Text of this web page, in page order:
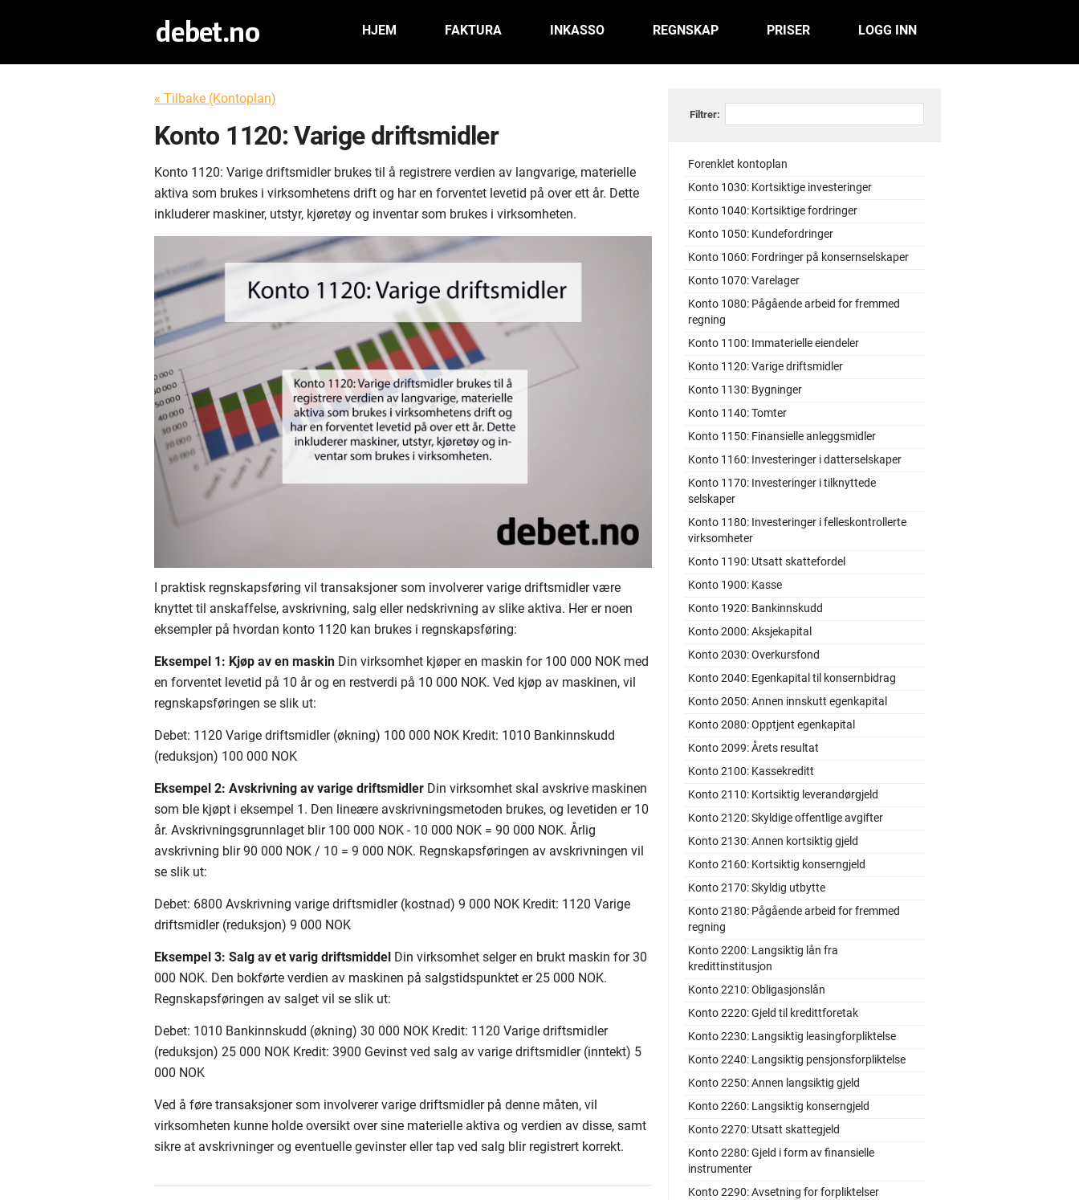
LOGG INN
PRISER
REGNSKAP
INKASSO
FAKTURA
HJEM
« Tilbake (Kontoplan)
Konto 1120: Varige driftsmidler
Konto 1120: Varige driftsmidler brukes til å registrere verdien av langvarige, materielle
aktiva som brukes i virksomhetens drift og har en forventet levetid på over ett år. Dette
inkluderer maskiner, utstyr, kjøretøy og inventar som brukes i virksomheten.
I praktisk regnskapsføring vil transaksjoner som involverer varige driftsmidler være
knyttet til anskaffelse, avskrivning, salg eller nedskrivning av slike aktiva. Her er noen
eksempler på hvordan konto 1120 kan brukes i regnskapsføring:
Eksempel 1: Kjøp av en maskin Din virksomhet kjøper en maskin for 100 000 NOK med
en forventet levetid på 10 år og en restverdi på 10 000 NOK. Ved kjøp av maskinen, vil
regnskapsføringen se slik ut:
Debet: 1120 Varige driftsmidler (økning) 100 000 NOK Kredit: 1010 Bankinnskudd
(reduksjon) 100 000 NOK
Eksempel 2: Avskrivning av varige driftsmidler Din virksomhet skal avskrive maskinen
som ble kjøpt i eksempel 1. Den lineære avskrivningsmetoden brukes, og levetiden er 10
år. Avskrivningsgrunnlaget blir 100 000 NOK - 10 000 NOK = 90 000 NOK. Årlig
avskrivning blir 90 000 NOK / 10 = 9 000 NOK. Regnskapsføringen av avskrivningen vil
se slik ut:
Debet: 6800 Avskrivning varige driftsmidler (kostnad) 9 000 NOK Kredit: 1120 Varige
driftsmidler (reduksjon) 9 000 NOK
Eksempel 3: Salg av et varig driftsmiddel Din virksomhet selger en brukt maskin for 30
000 NOK. Den bokførte verdien av maskinen på salgstidspunktet er 25 000 NOK.
Regnskapsføringen av salget vil se slik ut:
Debet: 1010 Bankinnskudd (økning) 30 000 NOK Kredit: 1120 Varige driftsmidler
(reduksjon) 25 000 NOK Kredit: 3900 Gevinst ved salg av varige driftsmidler (inntekt) 5
000 NOK
Ved å føre transaksjoner som involverer varige driftsmidler på denne måten, vil
virksomheten kunne holde oversikt over sine materielle aktiva og verdien av disse, samt
sikre at avskrivninger og eventuelle gevinster eller tap ved salg blir registrert korrekt.
Filtrer:
Forenklet kontoplan
Konto 1030: Kortsiktige investeringer
Konto 1040: Kortsiktige fordringer
Konto 1050: Kundefordringer
Konto 1060: Fordringer på konsernselskaper
Konto 1070: Varelager
Konto 1080: Pågående arbeid for fremmed
regning
Konto 1100: Immaterielle eiendeler
Konto 1120: Varige driftsmidler
Konto 1130: Bygninger
Konto 1140: Tomter
Konto 1150: Finansielle anleggsmidler
Konto 1160: Investeringer i datterselskaper
Konto 1170: Investeringer i tilknyttede
selskaper
Konto 1180: Investeringer i felleskontrollerte
virksomheter
Konto 1190: Utsatt skattefordel
Konto 1900: Kasse
Konto 1920: Bankinnskudd
Konto 2000: Aksjekapital
Konto 2030: Overkursfond
Konto 2040: Egenkapital til konsernbidrag
Konto 2050: Annen innskutt egenkapital
Konto 2080: Opptjent egenkapital
Konto 2099: Årets resultat
Konto 2100: Kassekreditt
Konto 2110: Kortsiktig leverandørgjeld
Konto 2120: Skyldige offentlige avgifter
Konto 2130: Annen kortsiktig gjeld
Konto 2160: Kortsiktig konserngjeld
Konto 2170: Skyldig utbytte
Konto 2180: Pågående arbeid for fremmed
regning
Konto 2200: Langsiktig lån fra
kredittinstitusjon
Konto 2210: Obligasjonslån
Konto 2220: Gjeld til kredittforetak
Konto 2230: Langsiktig leasingforpliktelse
Konto 2240: Langsiktig pensjonsforpliktelse
Konto 2250: Annen langsiktig gjeld
Konto 2260: Langsiktig konserngjeld
Konto 2270: Utsatt skattegjeld
Konto 2280: Gjeld i form av finansielle
instrumenter
Konto 2290: Avsetning for forpliktelser